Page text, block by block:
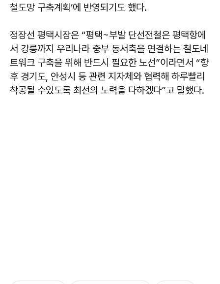
철도망 구축계획’에 반영되기도 했다.
정장선 평택시장은 “평택~부발 단선전철은 평택항에
서 강릉까지 우리나라 중부 동서축을 연결하는 철도네
트워크 구축을 위해 반드시 필요한 노선”이라면서 “향
후 경기도, 안성시 등 관련 지자체와 협력해 하루빨리
착공될 수있도록 최선의 노력을 다하겠다”고 말했다.